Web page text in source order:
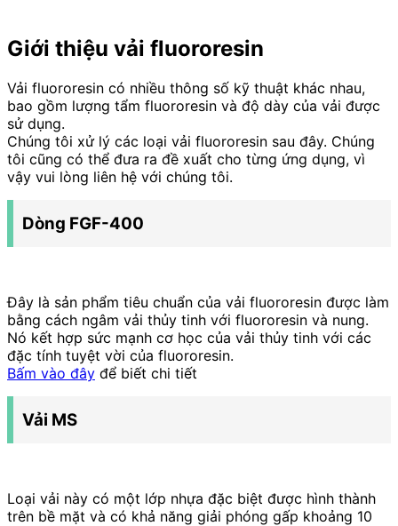
Giới thiệu vải fluororesin
Vải fluororesin có nhiều thông số kỹ thuật khác nhau,
bao gồm lượng tẩm fluororesin và độ dày của vải được
sử dụng.
Chúng tôi xử lý các loại vải fluororesin sau đây. Chúng
tôi cũng có thể đưa ra đề xuất cho từng ứng dụng, vì
vậy vui lòng liên hệ với chúng tôi.
Dòng FGF-400
Đây là sản phẩm tiêu chuẩn của vải fluororesin được làm
bằng cách ngâm vải thủy tinh với fluororesin và nung.
Nó kết hợp sức mạnh cơ học của vải thủy tinh với các
đặc tính tuyệt vời của fluororesin.
Bấm vào đây để biết chi tiết
Vải MS
Loại vải này có một lớp nhựa đặc biệt được hình thành
trên bề mặt và có khả năng giải phóng gấp khoảng 10